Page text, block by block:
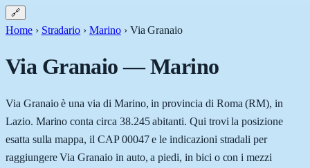
🔗
Home › Stradario › Marino › Via Granaio
Via Granaio—Marino
Via Granaio è una via di Marino, in provincia di Roma (RM), in
Lazio. Marino conta circa 38.245 abitanti. Qui trovi la posizione
esatta sulla mappa, il CAP 00047 e le indicazioni stradali per
raggiungere Via Granaio in auto, a piedi, in bici o con i mezzi